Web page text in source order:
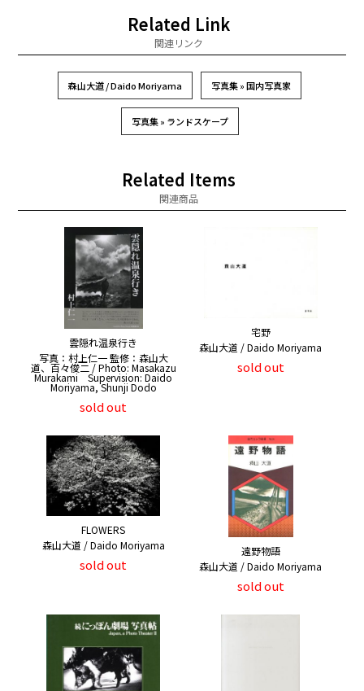
Related Link
関連リンク
森山大道 / Daido Moriyama 写真集 » 国内写真家
写真集 » ランドスケープ
Related Items
関連商品
雲隠れ温泉行き
写真：村上仁一 監修：森山大
道、百々俊二 / Photo: Masakazu
Murakami Supervision: Daido
Moriyama, Shunji Dodo
sold out
宅野
森山大道 / Daido Moriyama
sold out
FLOWERS
森山大道 / Daido Moriyama
sold out
遠野物語
森山大道 / Daido Moriyama
sold out